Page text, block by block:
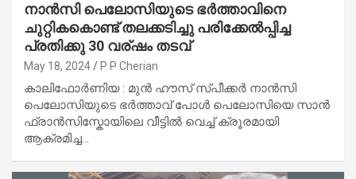
നാൻസി പെലോസിയുടെ ഭർത്താവിനെ
ചുറ്റികകൊണ്ട് തലക്കടിച്ചു പരിക്കേൽപ്പിച്ച
പ്രതിക്കു 30 വര്ഷം തടവ്
May 18, 2024 P P Cherian
കാലിഫോർണിയ : മുൻ ഹൗസ് സ്പീക്കർ നാൻസി
പെലോസിയുടെ ഭർത്താവ് പോൾ പെലോസിയെ സാൻ
ഫ്രാൻസിസ്കോയിലെ വീട്ടിൽ വെച്ച് ക്രൂരമായി
ആക്രമിച്ച…